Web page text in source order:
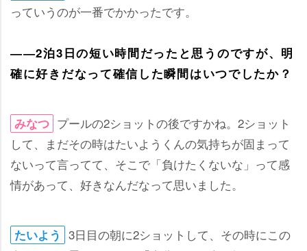
っていうのが一番でかかったです。
――2泊3日の短い時間だったと思うのですが、明
確に好きだなって確信した瞬間はいつでしたか？
みなつ プールの2ショットの後ですかね。2ショット
して、まだその時はたいようくんの気持ちが固まって
ないって言ってて、そこで「負けたくないな」って感
情があって、好きなんだなって思いました。
たいよう 3日目の朝に2ショットして、その時にこの